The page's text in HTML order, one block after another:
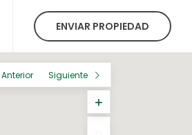
ENVIAR PROPIEDAD
Anterior Siguiente